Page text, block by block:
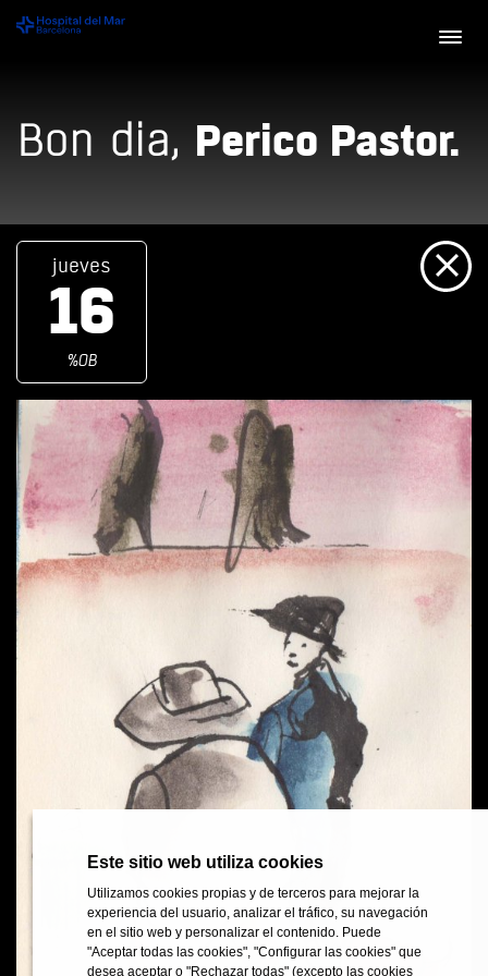
Bon dia, Perico Pastor.
jueves
16
%OB
Este sitio web utiliza cookies
Utilizamos cookies propias y de terceros para mejorar la
experiencia del usuario, analizar el tráfico, su navegación
en el sitio web y personalizar el contenido. Puede
"Aceptar todas las cookies", "Configurar las cookies" que
desea aceptar o "Rechazar todas" (excepto las cookies
Este sitio web utiliza cookies
Utilizamos cookies propias y de terceros para mejorar la
experiencia del usuario, analizar el tráfico, su navegación
en el sitio web y personalizar el contenido. Puede
"Aceptar todas las cookies", "Configurar las cookies" que
desea aceptar o "Rechazar todas" (excepto las cookies